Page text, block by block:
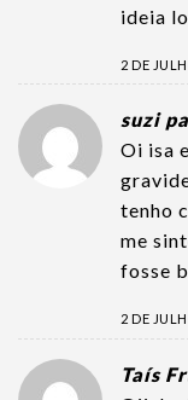
ideia
2 DE
suzi
Oi isa
tenho
me
fosse
2 DE
Taís